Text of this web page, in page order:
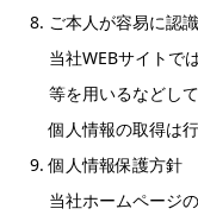
ご本人が容易に認
当社WEBサイトで
等を用いるなどし
個人情報の取得は
個人情報保護方針
当社ホームページ